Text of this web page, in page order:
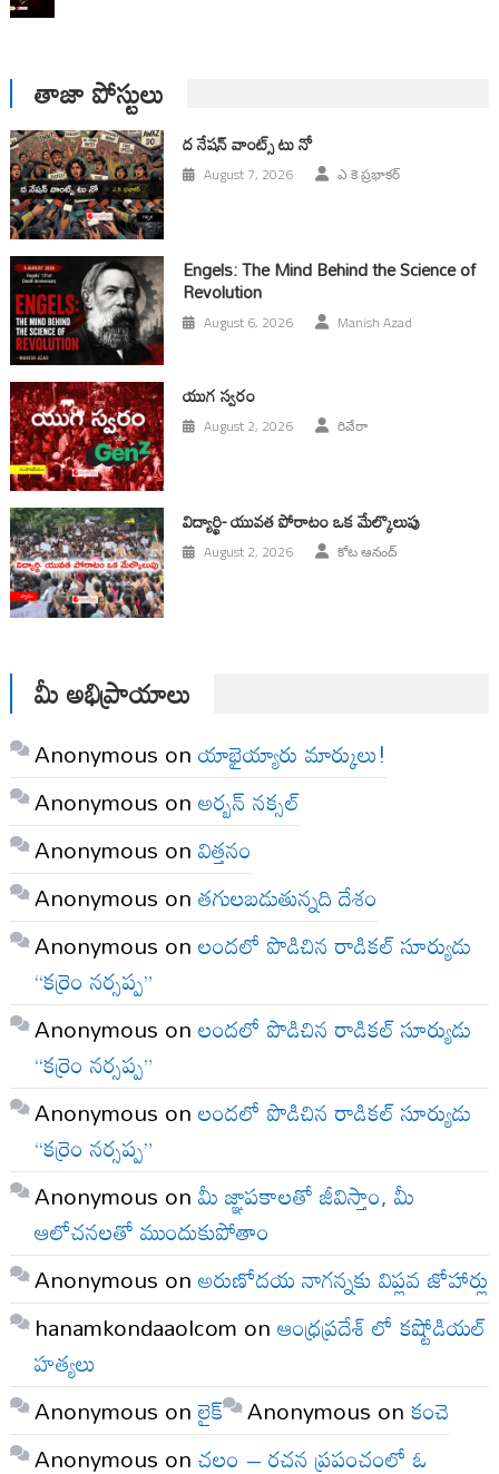
తాజా పోస్టులు
ద నేషన్ వాంట్స్ టు నో
August 7, 2026 ఎ కె ప్రభాకర్
Engels: The Mind Behind the Science of
Revolution
August 6, 2026 Manish Azad
యుగ స్వ‌రం
August 2, 2026 రివేరా
విద్యార్థి- యువత పోరాటం ఒక మేల్కొలుపు
August 2, 2026 కోట ఆనంద్
మీ అభిప్రాయాలు
Anonymous onయాభైయ్యారు మార్కులు!
Anonymous onఅర్బన్ నక్సల్
Anonymous onవిత్తనం
Anonymous onతగులబడుతున్నది దేశం
Anonymous onలందలో పొడిచిన రాడికల్ సూర్యుడు
“కర్రెం నర్సప్ప”
Anonymous onలందలో పొడిచిన రాడికల్ సూర్యుడు
“కర్రెం నర్సప్ప”
Anonymous onలందలో పొడిచిన రాడికల్ సూర్యుడు
“కర్రెం నర్సప్ప”
Anonymous onమీ జ్ఞాపకాలతో జీవిస్తాం, మీ
ఆలోచనలతో ముందుకుపోతాం
Anonymous onఅరుణోదయ నాగన్నకు విప్లవ జోహార్లు
hanamkondaaolcom onఆంధ్రప్రదేశ్ లో కష్టోడియల్
హత్యలు
Anonymous onలైక్ Anonymous onకంచె
Anonymous onచలం – రచన ప్రపంచంలో ఓ